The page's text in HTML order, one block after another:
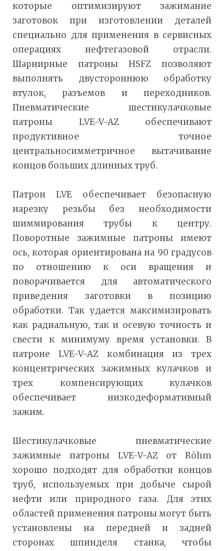
которые оптимизируют зажимание
заготовок при изготовлении деталей
специально для применения в сервисных
операциях нефтегазовой отрасли.
Шарнирные патроны HSFZ позволяют
выполнять двустороннюю обработку
втулок, разъемов и переходников.
Пневматические шестикулачковые
патроны LVE-V-AZ обеспечивают
продуктивное точное
центральносимметричное вытачивание
концов больших длинных труб.
Патрон LVE обеспечивает безопасную
нарезку резьбы без необходимости
шиммирования трубы к центру.
Поворотные зажимные патроны имеют
ось, которая ориентирована на 90 градусов
по отношению к оси вращения и
поворачивается для автоматического
приведения заготовки в позицию
обработки. Так удается максимизировать
как радиальную, так и осевую точность и
свести к минимуму время установки. В
патроне LVE-V-AZ комбинация из трех
концентрических зажимных кулачков и
трех компенсирующих кулачков
обеспечивает низкодеформативный
зажим.
Шестикулачковые пневматические
зажимные патроны LVE-V-AZ от Röhm
хорошо подходят для обработки концов
труб, используемых при добыче сырой
нефти или природного газа. Для этих
областей применения патроны могут быть
установлены на передней и задней
сторонах шпинделя станка, чтобы